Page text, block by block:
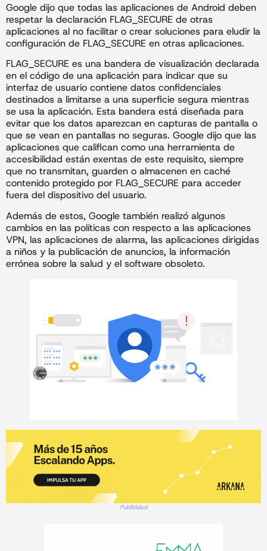
Google dijo que todas las aplicaciones de Android deben
respetar la declaración FLAG_SECURE de otras
aplicaciones al no facilitar o crear soluciones para eludir la
configuración de FLAG_SECURE en otras aplicaciones.
FLAG_SECURE es una bandera de visualización declarada
en el código de una aplicación para indicar que su
interfaz de usuario contiene datos confidenciales
destinados a limitarse a una superficie segura mientras
se usa la aplicación. Esta bandera está diseñada para
evitar que los datos aparezcan en capturas de pantalla o
que se vean en pantallas no seguras. Google dijo que las
aplicaciones que califican como una herramienta de
accesibilidad están exentas de este requisito, siempre
que no transmitan, guarden o almacenen en caché
contenido protegido por FLAG_SECURE para acceder
fuera del dispositivo del usuario.
Además de estos, Google también realizó algunos
cambios en las políticas con respecto a las aplicaciones
VPN, las aplicaciones de alarma, las aplicaciones dirigidas
a niños y la publicación de anuncios, la información
errónea sobre la salud y el software obsoleto.
Publicidad